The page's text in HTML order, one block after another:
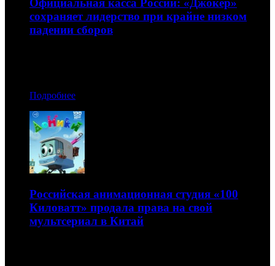
Официальная касса России: «Джокер»
сохраняет лидерство при крайне низком
падении сборов
Подробнее
Российская анимационная студия «100
Киловатт» продала права на свой
мультсериал в Китай